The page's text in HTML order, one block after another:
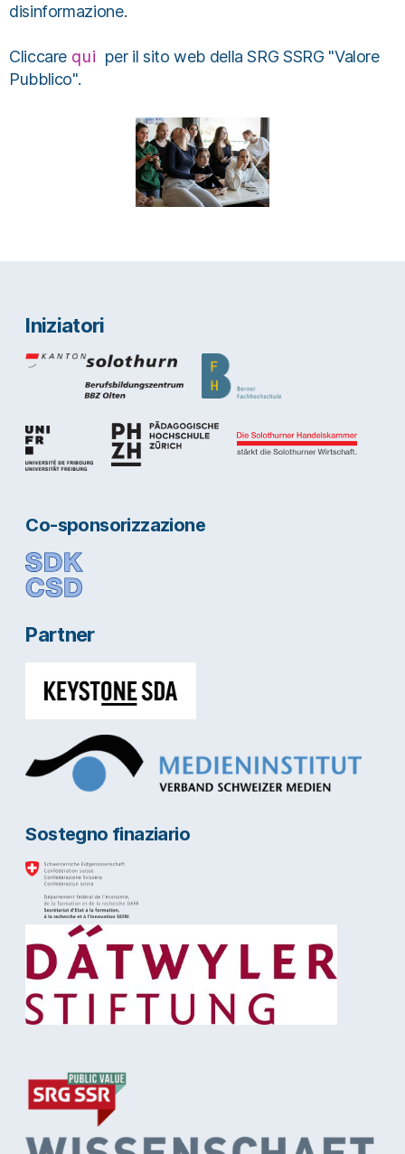
disinformazione.
Cliccare qui per il sito web della SRG SSRG "Valore
Pubblico".
Iniziatori
Co-sponsorizzazione
Partner
Sostegno finaziario